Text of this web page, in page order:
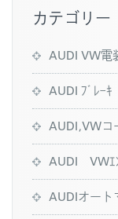
カテゴリー
AUDI VW電
AUDI ﾌﾞﾚｰｷ
AUDI,VWコ
AUDI VWｴ
AUDIオート